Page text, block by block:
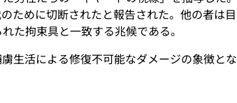
ために切断されたと報告された。他の者は
た拘束具と一致する兆候である。
生活による修復不可能なダメージの象徴と